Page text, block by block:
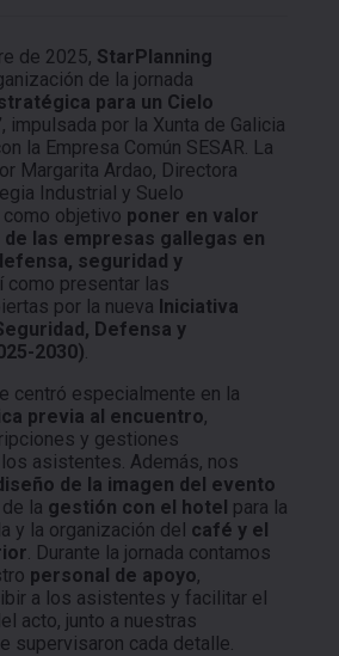
de 2025, StarPlanning
de la jornada
para un Cielo
, impulsada por la Xunta de Galicia
la Empresa Común SESAR. La
Margarita Ardao, Directora
Industrial y Suelo
como objetivo poner en valor
las empresas gallegas en
seguridad y
como presentar las
por la nueva Iniciativa
Defensa y
2030)
centró especialmente en la
previa al encuentro,
y gestiones
asistentes. Además, nos
de la imagen del evento
de la gestión con el hotel para la
y la organización del café y el
. Durante la jornada contamos
personal de apoyo,
a los asistentes y facilitar el
acto, junto a nuestras
supervisaron cada detalle.